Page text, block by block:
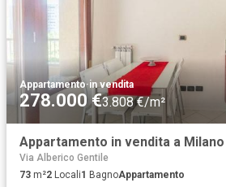
Appartamento·in vendita
278.000 €3.808 €/m²
Appartamento in vendita a Milano
Via Alberico Gentile
73 m²2 Locali1 BagnoAppartamento